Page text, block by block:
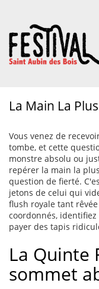
La Main La
Vous venez de
tombe, et cette
monstre absolu ou
repérer la main la
question de fierté.
jetons de celui qui
flush royale tant
coordonnés,
payer des tapis
La Quinte
sommet